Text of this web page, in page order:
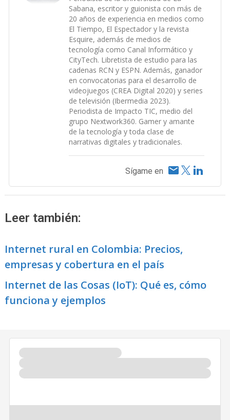
Sabana, escritor y guionista con más de
20 años de experiencia en medios como
El Tiempo, El Espectador y la revista
Esquire, además de medios de
tecnología como Canal Informático y
CityTech. Libretista de estudio para las
cadenas RCN y ESPN. Además, ganador
en convocatorias para el desarrollo de
videojuegos (CREA Digital 2020) y series
de televisión (Ibermedia 2023).
Periodista de Impacto TIC, medio del
grupo Nextwork360. Gamer y amante
de la tecnología y toda clase de
narrativas digitales y tradicionales.
Sígame en
Leer también:
Internet rural en Colombia: Precios,
empresas y cobertura en el país
Internet de las Cosas (IoT): Qué es, cómo
funciona y ejemplos